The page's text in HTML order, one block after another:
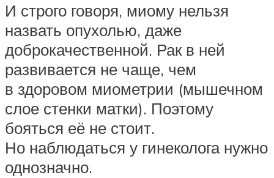
И строго говоря, миому нельзя
назвать опухолью, даже
доброкачественной. Рак в ней
развивается не чаще, чем
в здоровом миометрии (мышечном
слое стенки матки). Поэтому
бояться её не стоит.
Но наблюдаться у гинеколога нужно
однозначно.